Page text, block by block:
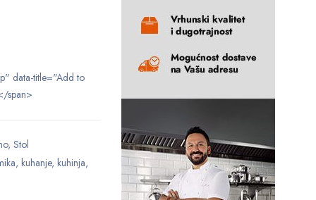
data-title="Add to
span>
, Stol
, kuhanje, kuhinja,